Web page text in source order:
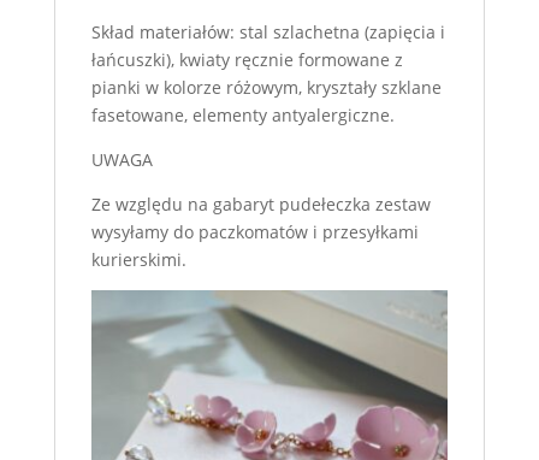
Skład materiałów: stal szlachetna (zapięcia i
łańcuszki), kwiaty ręcznie formowane z
pianki w kolorze różowym, kryształy szklane
fasetowane, elementy antyalergiczne.
UWAGA
Ze względu na gabaryt pudełeczka zestaw
wysyłamy do paczkomatów i przesyłkami
kurierskimi.